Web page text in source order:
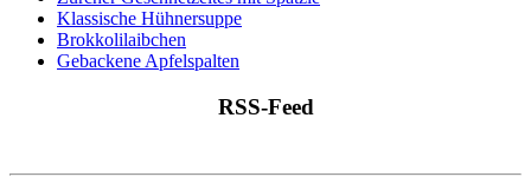
Klassische Hühnersuppe
Brokkolilaibchen
Gebackene Apfelspalten
RSS-Feed